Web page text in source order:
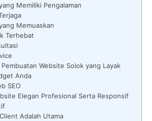
Memiliki Pengalaman
Memuaskan
Terhebat
Pembuatan Website Solok yang Layak
Anda
SEO
Elegan Profesional Serta Responsif
Adalah Utama